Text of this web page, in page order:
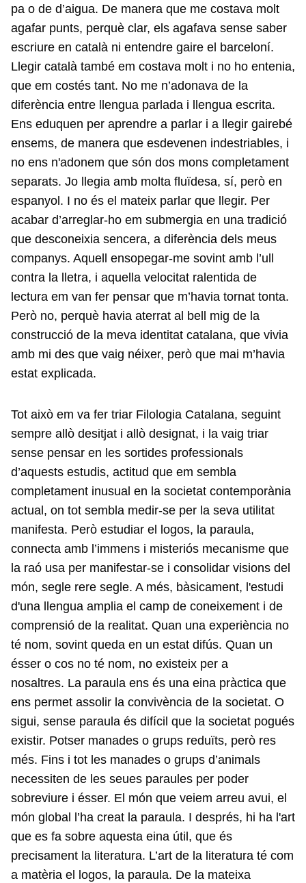
pa o de d’aigua. De manera que me costava molt
agafar punts, perquè clar, els agafava sense saber
escriure en català ni entendre gaire el barceloní.
Llegir català també em costava molt i no ho entenia,
que em costés tant. No me n’adonava de la
diferència entre llengua parlada i llengua escrita.
Ens eduquen per aprendre a parlar i a llegir gairebé
ensems, de manera que esdevenen indestriables, i
no ens n'adonem que són dos mons completament
separats. Jo llegia amb molta fluïdesa, sí, però en
espanyol. I no és el mateix parlar que llegir. Per
acabar d’arreglar-ho em submergia en una tradició
que desconeixia sencera, a diferència dels meus
companys. Aquell ensopegar-me sovint amb l’ull
contra la lletra, i aquella velocitat ralentida de
lectura em van fer pensar que m’havia tornat tonta.
Però no, perquè havia aterrat al bell mig de la
construcció de la meva identitat catalana, que vivia
amb mi des que vaig néixer, però que mai m’havia
estat explicada.
Tot això em va fer triar Filologia Catalana, seguint
sempre allò desitjat i allò designat, i la vaig triar
sense pensar en les sortides professionals
d’aquests estudis, actitud que em sembla
completament inusual en la societat contemporània
actual, on tot sembla medir-se per la seva utilitat
manifesta. Però estudiar el logos, la paraula,
connecta amb l’immens i misteriós mecanisme que
la raó usa per manifestar-se i consolidar visions del
món, segle rere segle. A més, bàsicament, l'estudi
d'una llengua amplia el camp de coneixement i de
comprensió de la realitat. Quan una experiència no
té nom, sovint queda en un estat difús. Quan un
ésser o cos no té nom, no existeix per a
nosaltres. La paraula ens és una eina pràctica que
ens permet assolir la convivència de la societat. O
sigui, sense paraula és difícil que la societat pogués
existir. Potser manades o grups reduïts, però res
més. Fins i tot les manades o grups d’animals
necessiten de les seues paraules per poder
sobreviure i ésser. El món que veiem arreu avui, el
món global l’ha creat la paraula. I després, hi ha l'art
que es fa sobre aquesta eina útil, que és
precisament la literatura. L’art de la literatura té com
a matèria el logos, la paraula. De la mateixa